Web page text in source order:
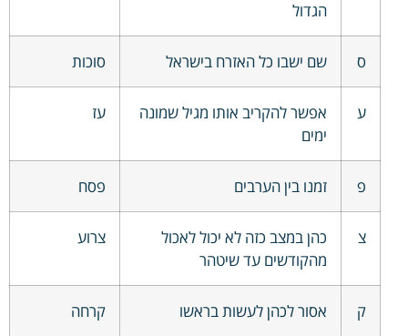
הגדול
ס שם ישבו כל האזרח בישראל סוכות
ע
אפשר להקריב אותו מגיל שמונה
ימים
עז
פ זמנו בין הערבים פסח
צ
כהן במצב כזה לא יכול לאכול
מהקודשים עד שיטהר
צרוע
ק אסור לכהן לעשות בראשו קרחה